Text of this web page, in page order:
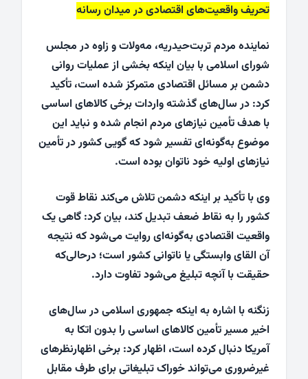
تحریف واقعیت‌های اقتصادی در میدان رسانه
نماینده مردم تربت‌حیدریه، مه‌ولات و زاوه در مجلس
شورای اسلامی با بیان اینکه بخشی از عملیات روانی
دشمن بر مسائل اقتصادی متمرکز شده است، تأکید
کرد: در سال‌های گذشته واردات برخی کالاهای اساسی
با هدف تأمین نیازهای مردم انجام شده و نباید این
موضوع به‌گونه‌ای تفسیر شود که گویی کشور در تأمین
نیازهای اولیه خود ناتوان بوده است.
وی با تأکید بر اینکه دشمن تلاش می‌کند نقاط قوت
کشور را به نقاط ضعف تبدیل کند، بیان کرد: گاهی یک
واقعیت اقتصادی به‌گونه‌ای روایت می‌شود که نتیجه
آن القای وابستگی یا ناتوانی کشور است؛ درحالی‌که
حقیقت با آنچه تبلیغ می‌شود تفاوت دارد.
زنگنه با اشاره به اینکه جمهوری اسلامی در سال‌های
اخیر مسیر تأمین کالاهای اساسی را بدون اتکا به
آمریکا دنبال کرده است، اظهار کرد: برخی اظهارنظرهای
غیرضروری می‌تواند خوراک تبلیغاتی برای طرف مقابل